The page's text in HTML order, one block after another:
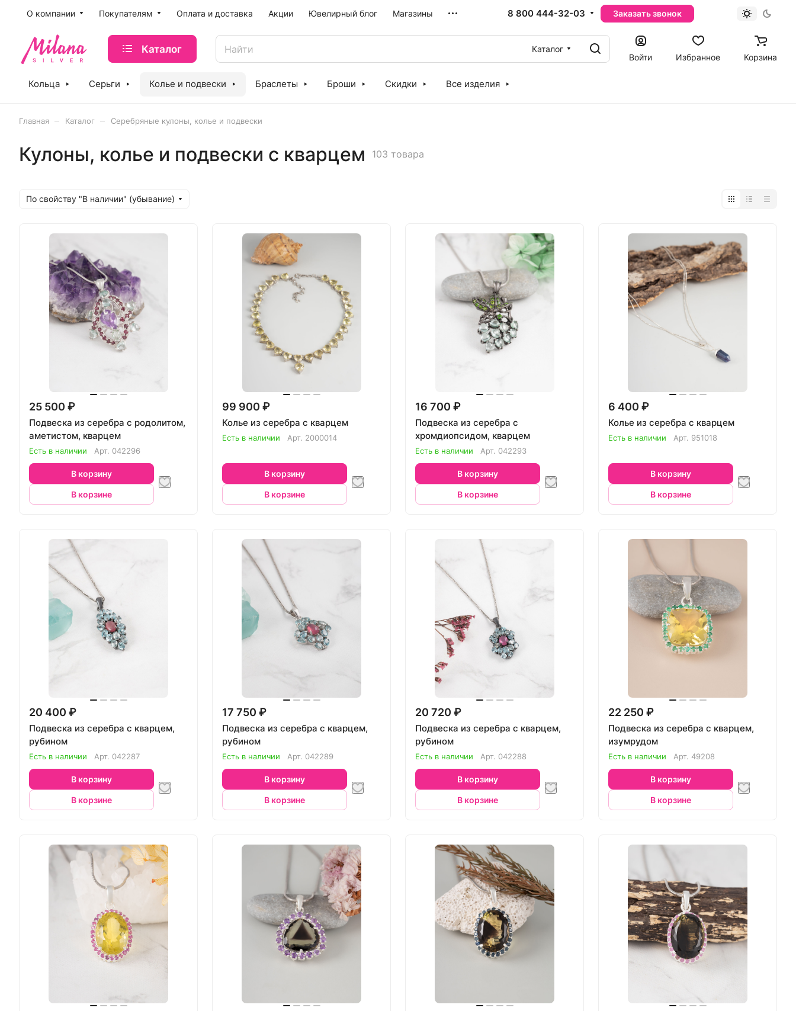
O компании Покупателям Оплата и доставка Акции Ювелирный блог Магазины 8 800 444-32-03 Заказать звонок
Каталог
Каталог
Войти
Избранное Корзина
Кольца Серьги Колье и подвески Браслеты Броши Скидки Все изделия
Главная Каталог Серебряные кулоны, колье и подвески
Кулоны, колье и подвески с кварцем 103 товара
По свойству "В наличии" (убывание)
25 500 ₽
Подвеска из серебра с родолитом,
аметистом, кварцем
Есть в наличии Арт. 042296
В корзину
В корзине
99 900 ₽
Колье из серебра с кварцем
Есть в наличии Арт. 2000014
В корзину
В корзине
16 700 ₽
Подвеска из серебра с
хромдиопсидом, кварцем
Есть в наличии Арт. 042293
В корзину
В корзине
6 400 ₽
Колье из серебра с кварцем
Есть в наличии Арт. 951018
В корзину
В корзине
20 400 ₽
Подвеска из серебра с кварцем,
рубином
Есть в наличии Арт. 042287
В корзину
В корзине
17 750 ₽
Подвеска из серебра с кварцем,
рубином
Есть в наличии Арт. 042289
В корзину
В корзине
20 720 ₽
Подвеска из серебра с кварцем,
рубином
Есть в наличии Арт. 042288
В корзину
В корзине
22 250 ₽
Подвеска из серебра с кварцем,
изумрудом
Есть в наличии Арт. 49208
В корзину
В корзине